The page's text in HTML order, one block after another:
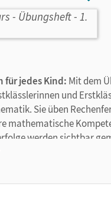
für jedes Kind: Mit dem
und
Sie üben
mathematische
werden sichtbar
belohnt